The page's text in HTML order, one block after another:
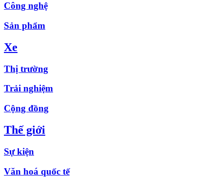
Công nghệ
Sản phẩm
Xe
Thị trường
Trải nghiệm
Cộng đồng
Thế giới
Sự kiện
Văn hoá quốc tế